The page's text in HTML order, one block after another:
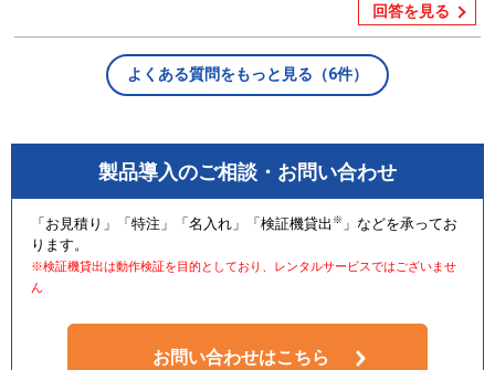
回答を見る
よくある質問をもっと見る（6件）
製品導入のご相談・お問い合わせ
「お見積り」「特注」「名入れ」「検証機貸出 ※ 」などを承ってお
ります。
※検証機貸出は動作検証を目的としており、レンタルサービスではございませ
ん
お問い合わせはこちら